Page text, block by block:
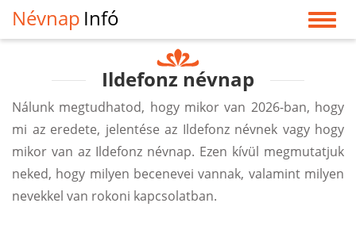
Névnap Infó
Ildefonz névnap
Nálunk megtudhatod, hogy mikor van 2026-ban, hogy
mi az eredete, jelentése az Ildefonz névnek vagy hogy
mikor van az Ildefonz névnap. Ezen kívül megmutatjuk
neked, hogy milyen becenevei vannak, valamint milyen
nevekkel van rokoni kapcsolatban.